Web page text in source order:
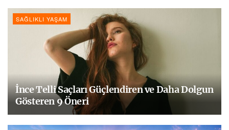
SAĞLIKLI YAŞAM
İnce Telli Saçları Güçlendiren ve Daha Dolgun
Gösteren 9 Öneri